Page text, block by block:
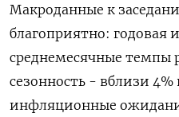
Макроданные к
благоприятно:
среднемесячные темпы
сезонность - вблизи
инфляционные